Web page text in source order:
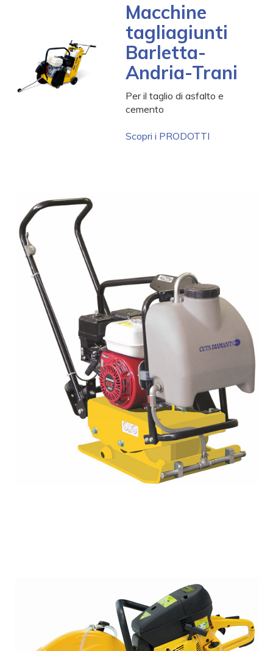
Macchine
tagliagiunti
Barletta-
Andria-Trani
Per il taglio di asfalto e
cemento
Scopri i PRODOTTI